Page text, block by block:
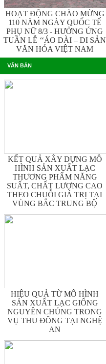
HOẠT ĐỘNG CHÀO MỪNG
110 NĂM NGÀY QUỐC TẾ
PHỤ NỮ 8/3 - HƯỞNG ỨNG
TUẦN LỄ ‘‘ÁO DÀI – DI SẢN
VĂN HÓA VIỆT NAM
VĂN BẢN
KẾT QUẢ XÂY DỰNG MÔ
HÌNH SẢN XUẤT LẠC
THƯƠNG PHẨM NĂNG
SUẤT, CHẤT LƯỢNG CAO
THEO CHUỖI GIÁ TRỊ TẠI
VÙNG BẮC TRUNG BỘ
HIỆU QUẢ TỪ MÔ HÌNH
SẢN XUẤT LẠC GIỐNG
NGUYÊN CHỦNG TRONG
VỤ THU ĐÔNG TẠI NGHỆ
AN